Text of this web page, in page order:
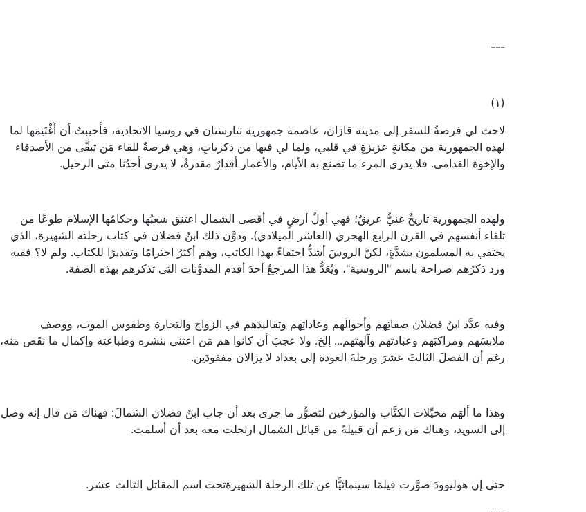
---
(١)
لاحت لي فرصةٌ للسفر إلى مدينة قازان، عاصمة جمهورية تتارستان في روسيا الاتحادية، فأحببتُ أن أَغْتَنِمَها لما
لهذه الجمهورية من مكانةٍ عزيزةٍ في قلبي، ولما لي فيها من ذكرياتٍ، وهي فرصةٌ للقاء مَن تبقَّى من الأصدقاء
والإخوة القدامى. فلا يدري المرء ما تصنع به الأيام، والأعمار أقدارٌ مقدرةٌ، لا يدري أحدُنا متى الرحيل.
ولهذه الجمهورية تاريخٌ غنيٌّ عريقٌ؛ فهي أولُ أرضٍ في أقصى الشمال اعتنق شعبُها وحكامُها الإسلامَ طوعًا من
تلقاء أنفسهم في القرن الرابع الهجري (العاشر الميلادي). ودوَّن ذلك ابنُ فضلان في كتاب رحلته الشهيرة، الذي
يحتفي به المسلمون بشدَّةٍ، لكنَّ الروسَ أشدُّ احتفاءً بهذا الكاتب، وهم أكثرُ احترامًا وتقديرًا للكتاب. ولم لا؟ ففيه
ورد ذكرُهم صراحة باسم "الروسية"، ويُعَدُّ هذا المرجعُ أحدَ أقدم المدوَّنات التي تذكرهم بهذه الصفة.
وفيه عدَّد ابنُ فضلان صفاتِهم وأحوالَهم وعاداتِهم وتقاليدَهم في الزواج والتجارة وطقوس الموت، ووصف
ملابسَهم ومراكبَهم وعبادتَهم وآلهتَهم... إلخ. ولا عجبَ أن كانوا هم مَن اعتنى بنشره وطباعته وإكمال ما نَقَص منه،
رغم أن الفصلَ الثالثَ عشرَ ورحلةَ العودة إلى بغداد لا يزالان مفقودَين.
وهذا ما ألهَم مخيِّلات الكتَّاب والمؤرخين لتصوُّر ما جرى بعد أن جاب ابنُ فضلان الشمالَ: فهناك مَن قال إنه وصل
إلى السويد، وهناك مَن زعم أن قبيلةً من قبائل الشمال ارتحلت معه بعد أن أسلمت.
حتى إن هوليوودَ صوَّرت فيلمًا سينمائيًّا عن تلك الرحلة الشهيرةتحت اسم المقاتل الثالث عشر.